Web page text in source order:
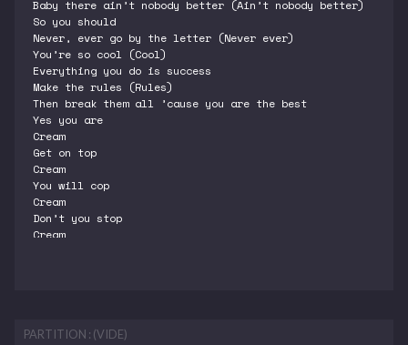
Baby there ain’t nobody better (Ain’t nobody better)
So you should
Never, ever go by the letter (Never ever)
You’re so cool (Cool)
Everything you do is success
Make the rules (Rules)
Then break them all ’cause you are the best
Yes you are
Cream
Get on top
Cream
You will cop
Cream
Don’t you stop
Cream
It could only make you stronger
PARTITION : (VIDE)